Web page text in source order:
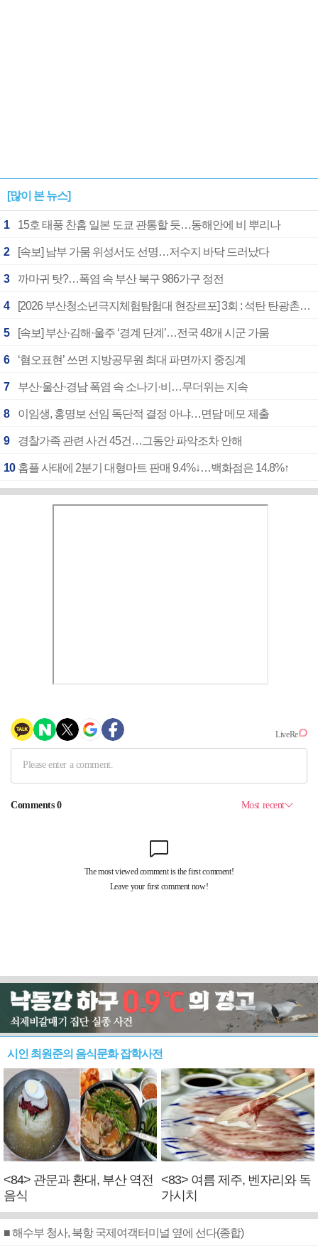
[많이 본 뉴스]
1 15호 태풍 찬홈 일본 도쿄 관통할 듯…동해안에 비 뿌리나
2 [속보] 남부 가뭄 위성서도 선명…저수지 바닥 드러났다
3 까마귀 탓?…폭염 속 부산 북구 986가구 정전
4 [2026 부산청소년극지체험탐험대 현장르포] 3회 : 석탄 탄광촌에서 북극 연구의 중심지로
5 [속보] 부산·김해·울주 ‘경계 단계’…전국 48개 시군 가뭄
6 ‘혐오표현’ 쓰면 지방공무원 최대 파면까지 중징계
7 부산·울산·경남 폭염 속 소나기·비…무더위는 지속
8 이임생, 홍명보 선임 독단적 결정 아냐…면담 메모 제출
9 경찰가족 관련 사건 45건…그동안 파악조차 안해
10 홈플 사태에 2분기 대형마트 판매 9.4%↓…백화점은 14.8%↑
시인 최원준의 음식문화 잡학사전
<84> 관문과 환대, 부산 역전
음식
<83> 여름 제주, 벤자리와 독
가시치
■ 해수부 청사, 북항 국제여객터미널 옆에 선다(종합)